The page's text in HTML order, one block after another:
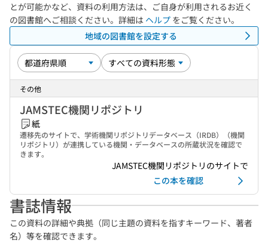
とが可能かなど、資料の利用方法は、ご自身が利用されるお近く
の図書館へご相談ください。詳細は ヘルプ をご覧ください。
地域の図書館を設定する
その他
JAMSTEC機関リポジトリ
紙
遷移先のサイトで、学術機関リポジトリデータベース（IRDB）（機関
リポジトリ）が連携している機関・データベースの所蔵状況を確認で
きます。
JAMSTEC機関リポジトリのサイトで
この本を確認
書誌情報
この資料の詳細や典拠（同じ主題の資料を指すキーワード、著者
名）等を確認できます。